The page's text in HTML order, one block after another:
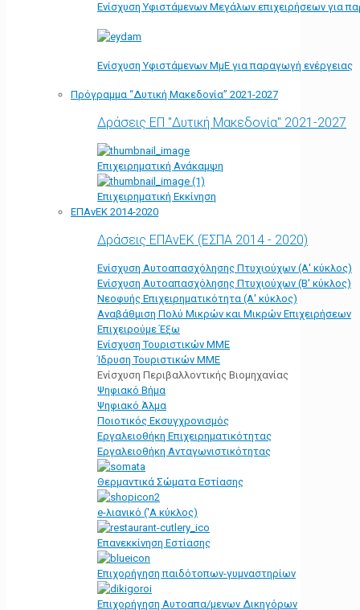
Ενίσχυση Υφιστάμενων Μεγάλων επιχειρήσεων για
Ενίσχυση Υφιστάμενων ΜμΕ για παραγωγή ενέργειας
Πρόγραμμα “Δυτική Μακεδονία” 2021-2027
Δράσεις ΕΠ "Δυτική Μακεδονία" 2021-2027
Επιχειρηματική Ανάκαμψη
Επιχειρηματική Εκκίνηση
ΕΠΑνΕΚ 2014-2020
Δράσεις ΕΠΑνΕΚ (ΕΣΠΑ 2014 - 2020)
Ενίσχυση Αυτοαπασχόλησης Πτυχιούχων (Α' κύκλος)
Ενίσχυση Αυτοαπασχόλησης Πτυχιούχων (Β' κύκλος)
Νεοφυής Επιχειρηματικότητα (Α' κύκλος)
Αναβάθμιση Πολύ Μικρών και Μικρών Επιχειρήσεων
Επιχειρούμε Έξω
Ενίσχυση Τουριστικών ΜΜΕ
Ίδρυση Τουριστικών ΜΜΕ
Ενίσχυση Περιβαλλοντικής Βιομηχανίας
Ψηφιακό Βήμα
Ψηφιακό Άλμα
Ποιοτικός Εκσυγχρονισμός
Εργαλειοθήκη Eπιχειρηματικότητας
Εργαλειοθήκη Ανταγωνιστικότητας
Θερμαντικά Σώματα Εστίασης
e-λιανικό ('Α κύκλος)
Επανεκκίνηση Εστίασης
Επιχορήγηση παιδότοπων-γυμναστηρίων
Επιχορήγηση Αυτοαπα/μενων Δικηγόρων